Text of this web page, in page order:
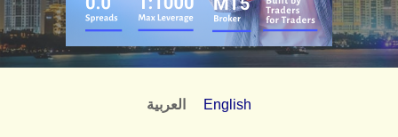
العربية English